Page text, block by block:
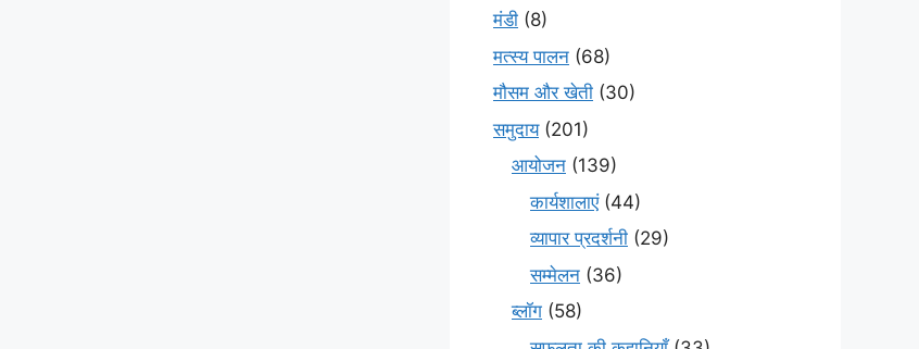
मंडी (8)
मत्स्य पालन (68)
मौसम और खेती (30)
समुदाय(201)
आयोजन (139)
कार्यशालाएं(44)
व्यापार प्रदर्शनी (29)
सम्मेलन (36)
ब्लॉग (58)